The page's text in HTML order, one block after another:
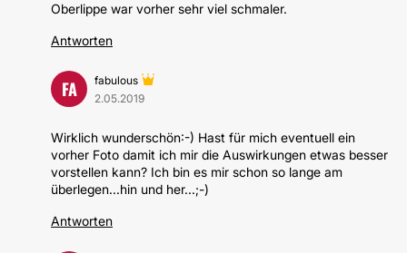
Oberlippe war vorher sehr viel schmaler.
Antworten
FA
fabulous
2.05.2019
Wirklich wunderschön:-) Hast für mich eventuell ein
vorher Foto damit ich mir die Auswirkungen etwas besser
vorstellen kann? Ich bin es mir schon so lange am
überlegen...hin und her...;-)
Antworten